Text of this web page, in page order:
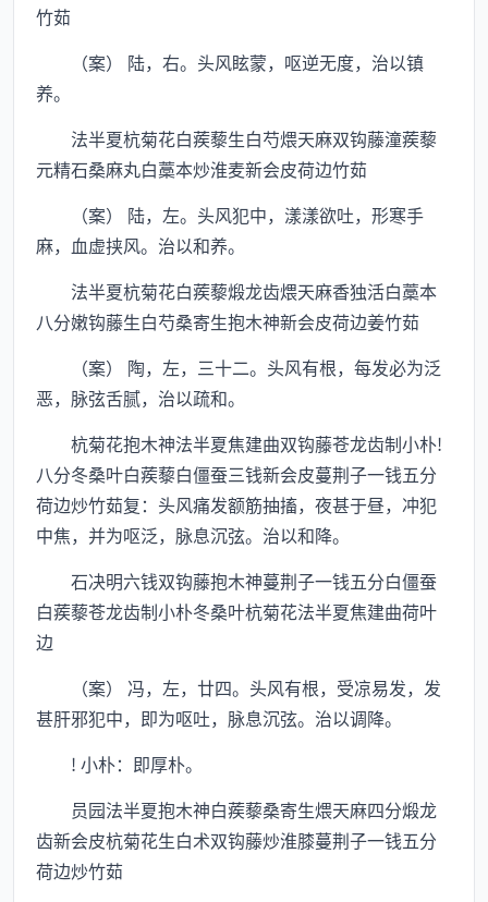
竹茹
（案） 陆，右。头风眩蒙，呕逆无度，治以镇
养。
法半夏杭菊花白蒺藜生白芍煨天麻双钩藤潼蒺藜
元精石桑麻丸白藁本炒淮麦新会皮荷边竹茹
（案） 陆，左。头风犯中，漾漾欲吐，形寒手
麻，血虚挟风。治以和养。
法半夏杭菊花白蒺藜煅龙齿煨天麻香独活白藁本
八分嫩钩藤生白芍桑寄生抱木神新会皮荷边姜竹茹
（案） 陶，左，三十二。头风有根，每发必为泛
恶，脉弦舌腻，治以疏和。
杭菊花抱木神法半夏焦建曲双钩藤苍龙齿制小朴!
八分冬桑叶白蒺藜白僵蚕三钱新会皮蔓荆子一钱五分
荷边炒竹茹复：头风痛发额筋抽搐，夜甚于昼，冲犯
中焦，并为呕泛，脉息沉弦。治以和降。
石决明六钱双钩藤抱木神蔓荆子一钱五分白僵蚕
白蒺藜苍龙齿制小朴冬桑叶杭菊花法半夏焦建曲荷叶
边
（案） 冯，左，廿四。头风有根，受凉易发，发
甚肝邪犯中，即为呕吐，脉息沉弦。治以调降。
! 小朴：即厚朴。
员园法半夏抱木神白蒺藜桑寄生煨天麻四分煅龙
齿新会皮杭菊花生白术双钩藤炒淮膝蔓荆子一钱五分
荷边炒竹茹